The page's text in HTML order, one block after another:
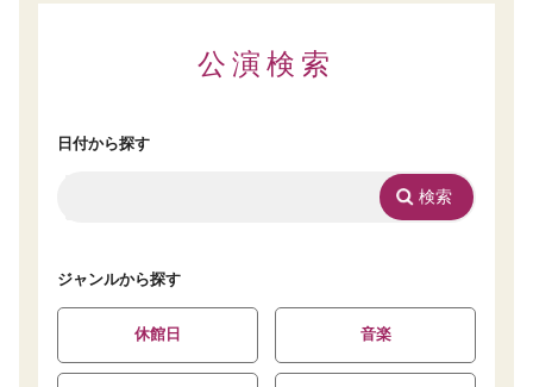
公演検索
日付から探す
ジャンルから探す
休館日 音楽